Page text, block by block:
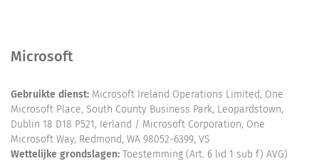
Microsoft
Gebruikte dienst: Microsoft Ireland Operations Limited, One
Microsoft Place, South County Business Park, Leopardstown,
Dublin 18 D18 P521, Ierland / Microsoft Corporation, One
Microsoft Way, Redmond, WA 98052-6399, VS
Wettelijke grondslagen: Toestemming (Art. 6 lid 1 sub f) AVG)